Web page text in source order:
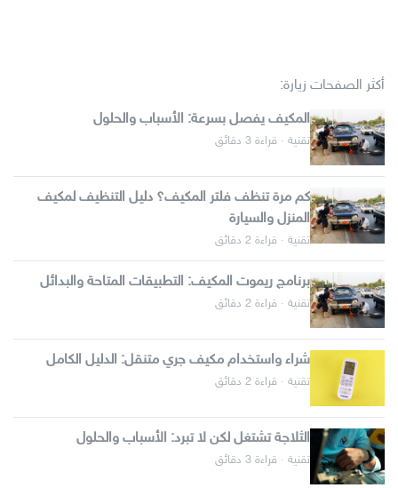
أكثر الصفحات زيارة:
المكيف يفصل بسرعة: الأسباب والحلول
تقنية · قراءة 3 دقائق
كم مرة تنظف فلتر المكيف؟ دليل التنظيف لمكيف
المنزل والسيارة
تقنية · قراءة 2 دقائق
برنامج ريموت المكيف: التطبيقات المتاحة والبدائل
تقنية · قراءة 2 دقائق
شراء واستخدام مكيف جري متنقل: الدليل الكامل
تقنية · قراءة 2 دقائق
الثلاجة تشتغل لكن لا تبرد: الأسباب والحلول
تقنية · قراءة 3 دقائق